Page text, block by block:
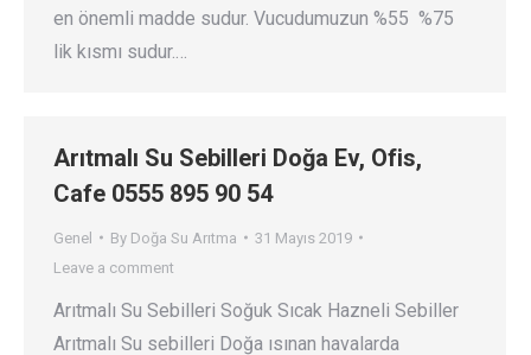
en önemli madde sudur. Vucudumuzun %55 %75
lik kısmı sudur.…
Arıtmalı Su Sebilleri Doğa Ev, Ofis,
Cafe 0555 895 90 54
Genel By Doğa Su Arıtma
31 Mayıs 2019
Leave a comment
Arıtmalı Su Sebilleri Soğuk Sıcak Hazneli Sebiller
Arıtmalı Su sebilleri Doğa ısınan havalarda